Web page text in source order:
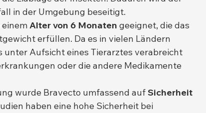
in der Umgebung beseitigt.
Alter von 6 Monaten geeignet, die das
erfüllen. Da es in vielen Ländern
Aufsicht eines Tierarztes verabreicht
oder die andere Medikamente
wurde Bravecto umfassend auf Sicherheit
haben eine hohe Sicherheit bei